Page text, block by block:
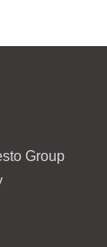
Group